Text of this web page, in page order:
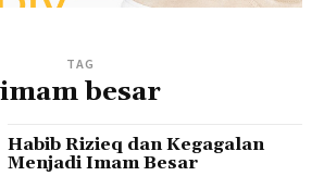
TAG
imam besar
Habib Rizieq dan Kegagalan
Menjadi Imam Besar